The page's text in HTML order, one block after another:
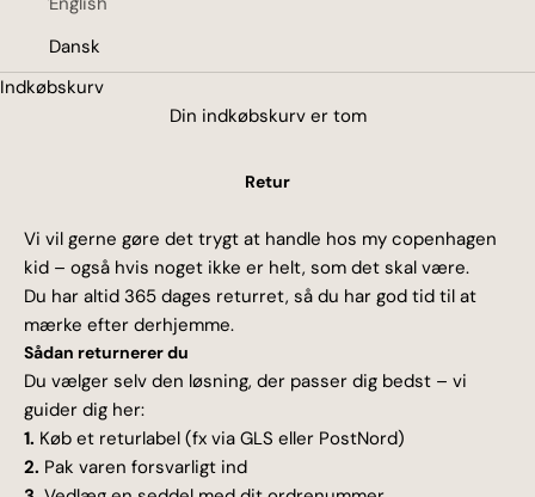
Dansk
Indkøbskurv
Din indkøbskurv er tom
Retur
Vi vil gerne gøre det trygt at handle hos my copenhagen
kid – også hvis noget ikke er helt, som det skal være.
Du har altid 365 dages returret, så du har god tid til at
mærke efter derhjemme.
Sådan returnerer du
Du vælger selv den løsning, der passer dig bedst – vi
guider dig her:
1. Køb et returlabel (fx via GLS eller PostNord)
2. Pak varen forsvarligt ind